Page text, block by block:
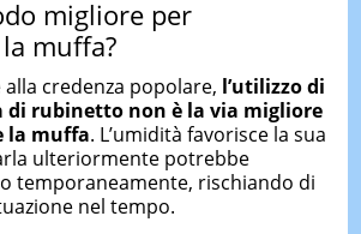
migliore per
muffa?
credenza popolare, l’utilizzo di
di rubinetto non è la via migliore
la muffa. L’umidità favorisce la sua
ulteriormente potrebbe
temporaneamente, rischiando di
nel tempo.